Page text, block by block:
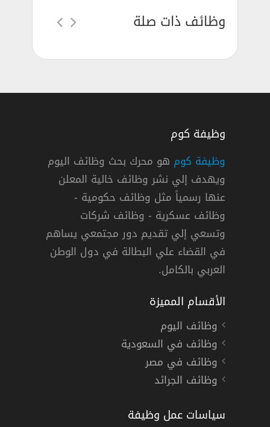
وظائف ذات صلة
20 وظيفة شاغرة في دبي
دوام كامل
وظيفة كوم
وظيفة كوم هو محرك بحث وظائف اليوم
ويهدف إلي نشر وظائف خالية المعلن
عنها رسمياً مثل وظائف حكومية -
وظائف عسكرية - وظائف شركات
وتسعي إلي تقديم دور مجتمعي يساهم
في القضاء علي البطالة في دول الوطن
العربي بالكامل.
الأقسام المميزة
وظائف اليوم
وظائف في السعودية
وظائف في مصر
وظائف الجرائد
سياسات عمل وظيفة